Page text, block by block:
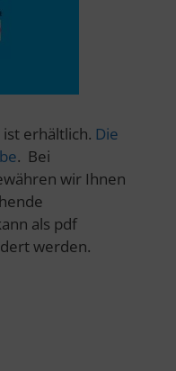
erhältlich. Die
. Bei
wir Ihnen
als pdf
werden.